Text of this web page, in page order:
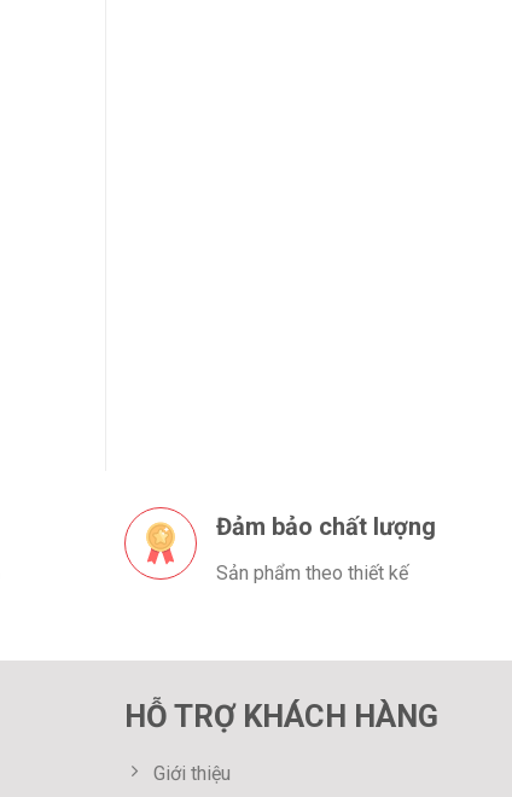
Đảm bảo chất lượng
Sản phẩm theo thiết kế
HỖ TRỢ KHÁCH HÀNG
Giới thiệu